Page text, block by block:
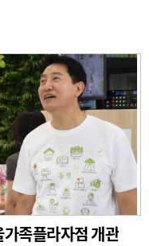
족플라자점 개관